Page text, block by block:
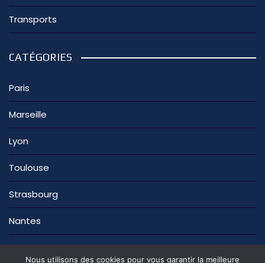
Transports
CATÉGORIES
Paris
Marseille
Lyon
Toulouse
Strasbourg
Nantes
Nous utilisons des cookies pour vous garantir la meilleure